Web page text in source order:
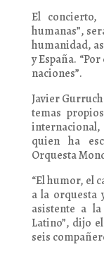
El
humanas”,
humanidad,
y España.
naciones”.
Javier
temas
internacional,
quien ha
Orquesta
“El humor, el
a la orquesta
asistente a
Latino”, dijo
seis